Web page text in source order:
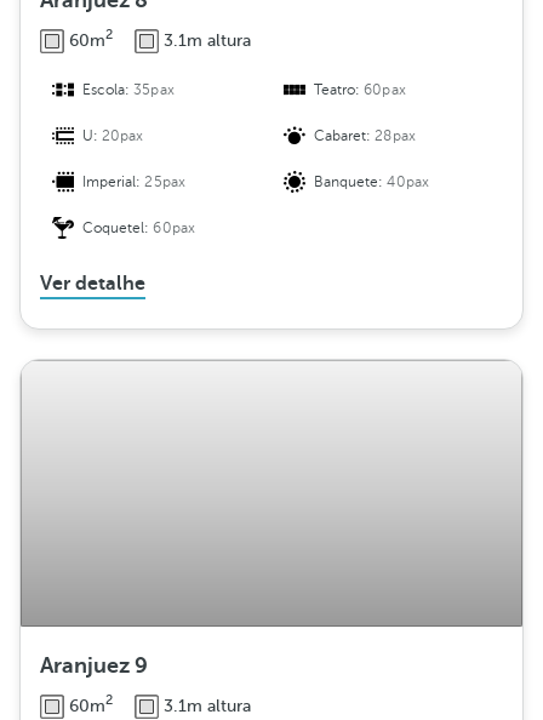
60m2 3.1m altura
Escola:35pax Teatro:60pax
U:20pax Cabaret:28pax
Imperial:25pax Banquete:40pax
Coquetel:60pax
Ver detalhe
Aranjuez 9
60m2 3.1m altura